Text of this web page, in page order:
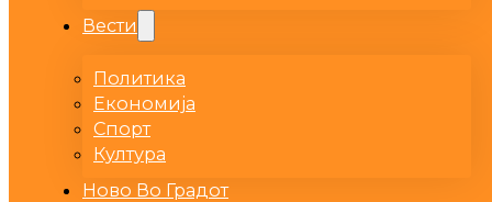
Вести
Политика
Економија
Спорт
Култура
Ново Во Градот